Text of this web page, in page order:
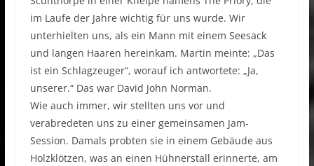
im Laufe der Jahre wichtig für uns wurde. Wir
unterhielten uns, als ein Mann mit einem Seesack
und langen Haaren hereinkam. Martin meinte: „Das
ist ein Schlagzeuger“, worauf ich antwortete: „Ja,
unserer.“ Das war David John Norman.
Wie auch immer, wir stellten uns vor und
verabredeten uns zu einer gemeinsamen Jam-
Session. Damals probten sie in einem Gebäude aus
Holzklötzen, was an einen Hühnerstall erinnerte, am